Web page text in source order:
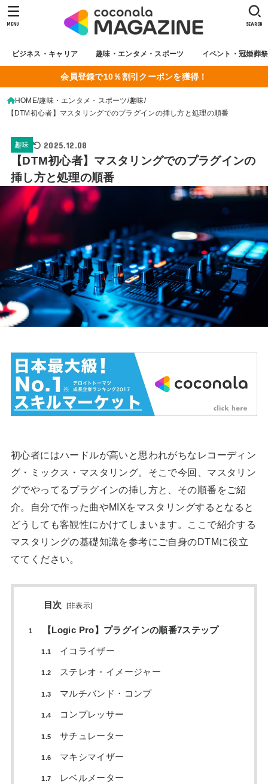
ビジネス・キャリア 趣味・エンタメ・スポーツ イベント・冠婚葬祭
SEARCH
MENU
会員登録で10％割引クーポンを獲得！
HOME 趣味・エンタメ・スポーツ 趣味
【DTM初心者】マスタリングでのプラグインの挿し方と処理の順番
趣味 2025.12.08
【DTM初心者】マスタリングでのプラグインの
挿し方と処理の順番
初心者にはハードルが高いと思われがちなレコーディン
グ・ミックス・マスタリング。そこで今回、マスタリン
グでやってるプラグインの挿し方と、その順番をご紹
介。自分で作った曲やMIXをマスタリングするとなると
どうしても客観性にかけてしまいます。ここで紹介する
マスタリングの基礎知識を参考にご自身のDTMに役立
ててください。
目次 [非表示]
1 【Logic Pro】プラグインの順番7ステップ
1.1 イコライザー
1.2 ステレオ・イメージャー
1.3 マルチバンド・コンプ
1.4 コンプレッサー
1.5 サチュレーター
1.6 マキシマイザー
1.7 レベルメーター